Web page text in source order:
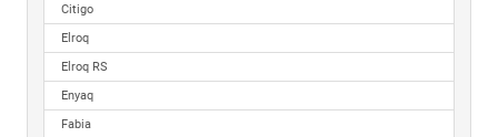
Citigo
Elroq
Elroq RS
Enyaq
Fabia